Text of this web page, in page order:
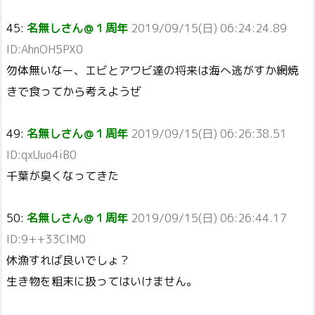
45: 名無しさん＠１周年 2019/09/15(日) 06:24:24.89
ID:AhnOH5PX0
勿体無いなー、エビとアワビ達の将来は海へ逃がすか網焼
きで食ってから考えようぜ
49: 名無しさん＠１周年 2019/09/15(日) 06:26:38.51
ID:qxUuo4iB0
千葉が臭くなってきた
50: 名無しさん＠１周年 2019/09/15(日) 06:26:44.17
ID:9++33CIM0
休漁すれば良いでしょ？
生き物を粗末に扱ってはいけません。